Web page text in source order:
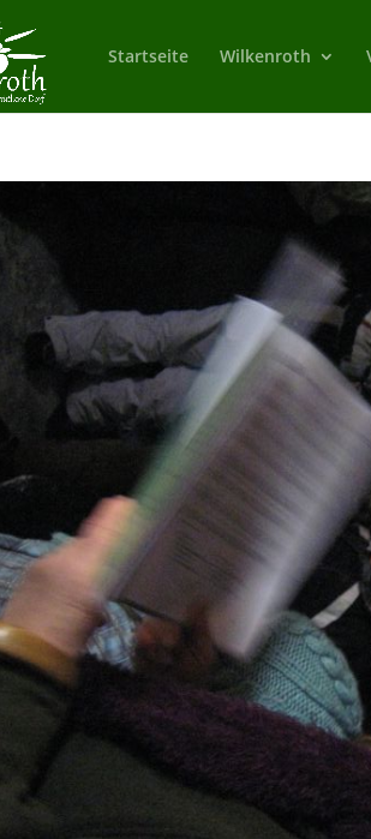
Startseite Wilkenroth